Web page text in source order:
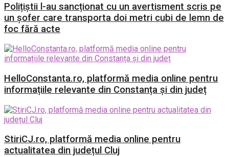
Polițiștii l-au sancționat cu un avertisment scris pe
un șofer care transporta doi metri cubi de lemn de
foc fără acte
HelloConstanta.ro, platformă media online pentru
informațiile relevante din Constanța și din județ
StiriCJ.ro, platformă media online pentru
actualitatea din județul Cluj